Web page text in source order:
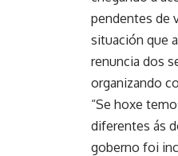
pendentes de
situación que
renuncia dos
organizando
“Se hoxe
diferentes ás
goberno foi